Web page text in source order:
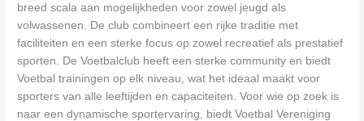
breed scala aan mogelijkheden voor zowel jeugd als
volwassenen. De club combineert een rijke traditie met
faciliteiten en een sterke focus op zowel recreatief als prestatief
sporten. De Voetbalclub heeft een sterke community en biedt
Voetbal trainingen op elk niveau, wat het ideaal maakt voor
sporters van alle leeftijden en capaciteiten. Voor wie op zoek is
naar een dynamische sportervaring, biedt Voetbal Vereniging